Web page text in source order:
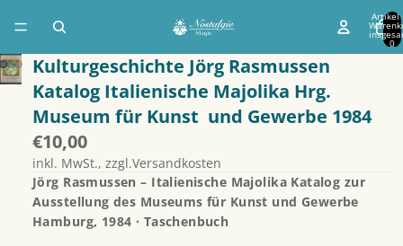
Artikel
0
Kulturgeschichte Jörg Rasmussen
Katalog Italienische Majolika Hrg.
Museum für Kunst und Gewerbe 1984
€10,00
inkl. MwSt., zzgl.Versandkosten
Jörg Rasmussen – Italienische Majolika Katalog zur
Ausstellung des Museums für Kunst und Gewerbe
Hamburg, 1984 · Taschenbuch